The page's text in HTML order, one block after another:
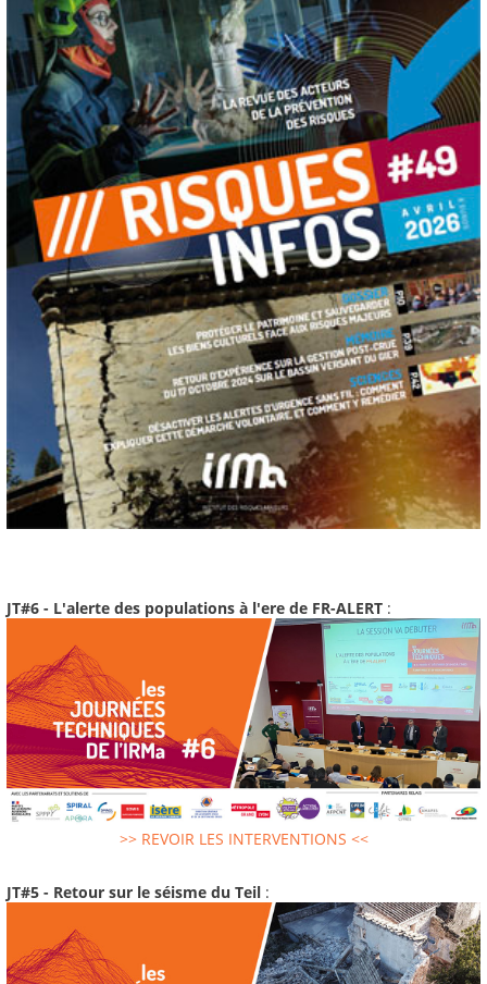
JT#6 - L'alerte des populations à l'ere de FR-ALERT :
>> REVOIR LES INTERVENTIONS <<
JT#5 - Retour sur le séisme du Teil :